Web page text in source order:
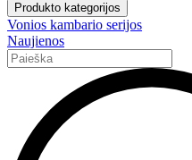
Produkto kategorijos
Vonios kambario serijos
Naujienos